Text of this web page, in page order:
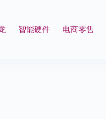
智能硬件 电商零售